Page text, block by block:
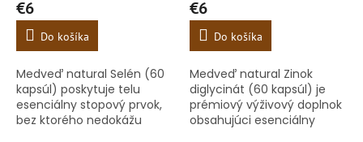
€6
Do košíka
Medveď natural Selén (60
kapsúl) poskytuje telu
esenciálny stopový prvok,
bez ktorého nedokážu
€6
Do košíka
Medveď natural Zinok
diglycinát (60 kapsúl) je
prémiový výživový doplnok
obsahujúci esenciálny